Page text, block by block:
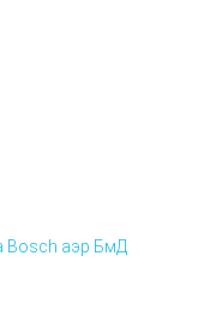
Bosch аэр БмД